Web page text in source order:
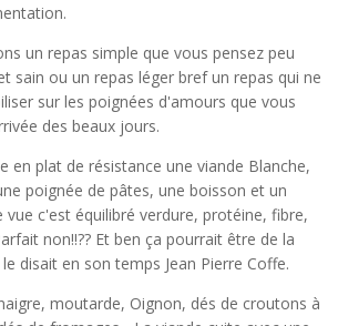
un repas simple que vous pensez peu
sain ou un repas léger bref un repas qui ne
sur les poignées d'amours que vous
des beaux jours.
en plat de résistance une viande Blanche,
poignée de pâtes, une boisson et un
vue c'est équilibré verdure, protéine, fibre,
non!!?? Et ben ça pourrait être de la
le disait en son temps Jean Pierre Coffe.
moutarde, Oignon, dés de croutons à